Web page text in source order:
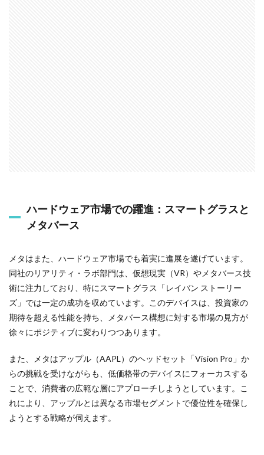
ハードウェア市場での躍進：スマートグラスと
メタバース
メタはまた、ハードウェア市場でも着実に進展を遂げています。
同社のリアリティ・ラボ部門は、仮想現実（VR）やメタバース技
術に注力しており、特にスマートグラス「レイバン ストーリー
ズ」では一定の成功を収めています。このデバイスは、投資家の
期待を超える性能を持ち、メタバース構想に対する市場の見方が
徐々にポジティブに変わりつつあります。
また、メタはアップル（AAPL）のヘッドセット「Vision Pro」か
らの挑戦を受けながらも、低価格帯のデバイスにフォーカスする
ことで、消費者の広範な層にアプローチしようとしています。こ
れにより、アップルとは異なる市場セグメントで優位性を確保し
ようとする戦略が伺えます。